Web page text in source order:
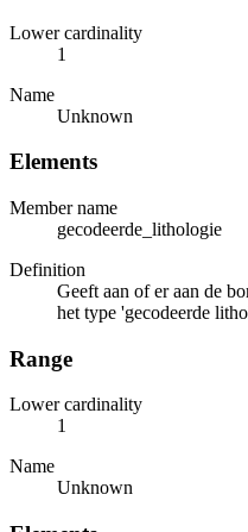
Lower cardinality
1
Name
Unknown
Elements
Member name
gecodeerde_lithologie
Definition
Geeft aan of er aan de
het type 'gecodeerde
Range
Lower cardinality
1
Name
Unknown